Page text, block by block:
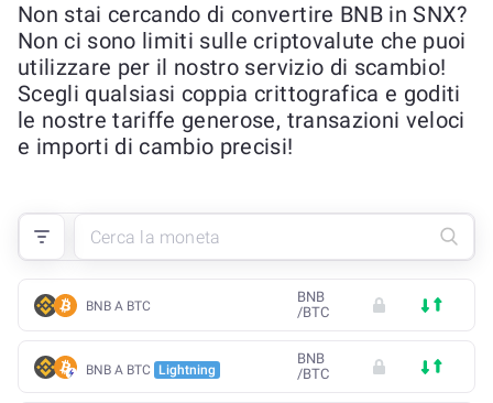
Non stai cercando di convertire BNB in SNX?
Non ci sono limiti sulle criptovalute che puoi
utilizzare per il nostro servizio di scambio!
Scegli qualsiasi coppia crittografica e goditi
le nostre tariffe generose, transazioni veloci
e importi di cambio precisi!
BNB A BTC
BNB
/BTC
BNB A BTC Lightning
BNB
/BTC